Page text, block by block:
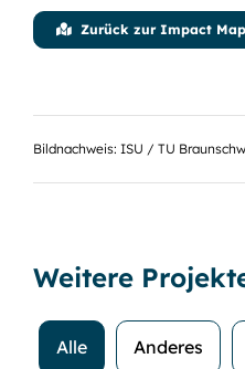
Zurück zur Impact Map
Bildnachweis: ISU / TU
Weitere
Alle Anderes